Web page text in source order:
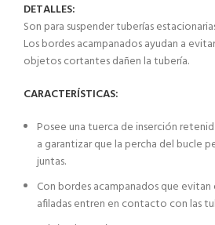
DETALLES:
Son para suspender tuberías
Los bordes acampanados ayudan a
objetos cortantes dañen la tubería.
CARACTERÍSTICAS:
Posee una tuerca de inserción
a garantizar que la percha del bucle
juntas.
Con bordes acampanados que evitan
afiladas entren en contacto con las